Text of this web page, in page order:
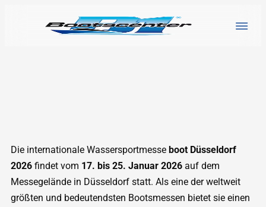
Die internationale Wassersportmesse boot Düsseldorf
2026 findet vom 17. bis 25. Januar 2026 auf dem
Messegelände in Düsseldorf statt. Als eine der weltweit
größten und bedeutendsten Bootsmessen bietet sie einen